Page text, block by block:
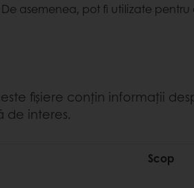
asemenea, pot fi utilizate
fișiere conțin informații
de interes.
Scop